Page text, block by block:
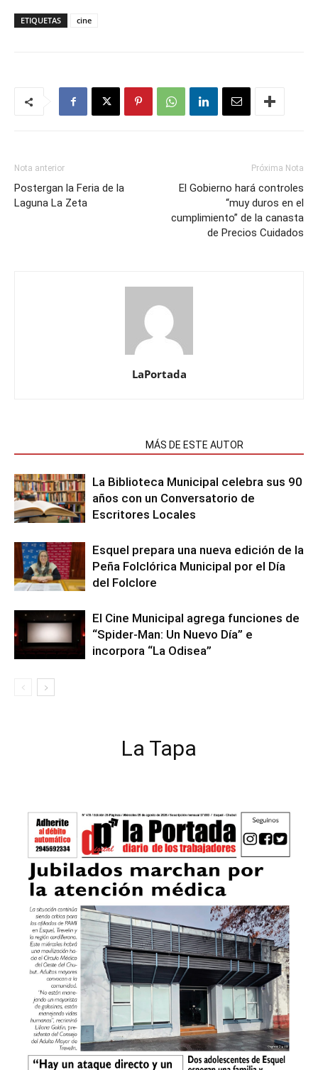
ETIQUETAS cine
Nota anterior
Postergan la Feria de la
Laguna La Zeta
Próxima Nota
El Gobierno hará controles
“muy duros en el
cumplimiento” de la canasta
de Precios Cuidados
LaPortada
MÁS DE ESTE AUTOR
La Biblioteca Municipal celebra sus 90
años con un Conversatorio de
Escritores Locales
Esquel prepara una nueva edición de la
Peña Folclórica Municipal por el Día
del Folclore
El Cine Municipal agrega funciones de
“Spider-Man: Un Nuevo Día” e
incorpora “La Odisea”
La Tapa